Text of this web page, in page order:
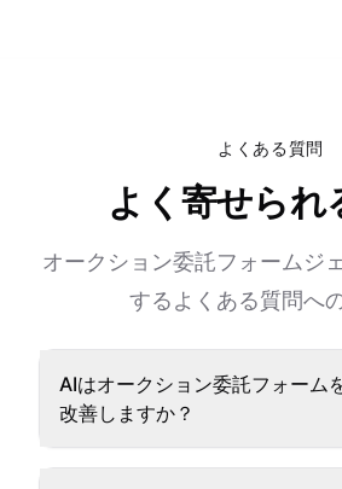
よくある質問
よく寄せられ
オークション委託フォームジ
するよくある質問へ
AIはオークション委託フォーム
改善しますか？